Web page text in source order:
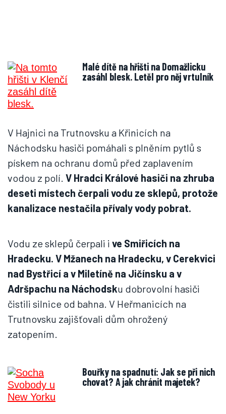
Malé dítě na hřišti na Domažlicku
zasáhl blesk. Letěl pro něj vrtulník
V Hajnici na Trutnovsku a Křinicích na
Náchodsku hasiči pomáhali s plněním pytlů s
pískem na ochranu domů před zaplavením
vodou z polí. V Hradci Králové hasiči na zhruba
deseti místech čerpali vodu ze sklepů, protože
kanalizace nestačila přívaly vody pobrat.
Vodu ze sklepů čerpali i ve Smiřicích na
Hradecku. V Mžanech na Hradecku, v Cerekvici
nad Bystřicí a v Miletíně na Jičínsku a v
Adršpachu na Náchodsku dobrovolní hasiči
čistili silnice od bahna. V Heřmanicích na
Trutnovsku zajišťovali dům ohrožený
zatopením.
Bouřky na spadnutí: Jak se při nich
chovat? A jak chránit majetek?